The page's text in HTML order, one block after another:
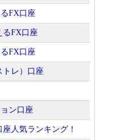
FX口座
るFX口座
FX口座
トレ）口座
ン口座
人気ランキング！